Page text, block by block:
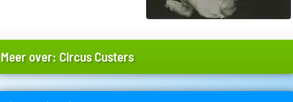
Meer over: Circus Custers